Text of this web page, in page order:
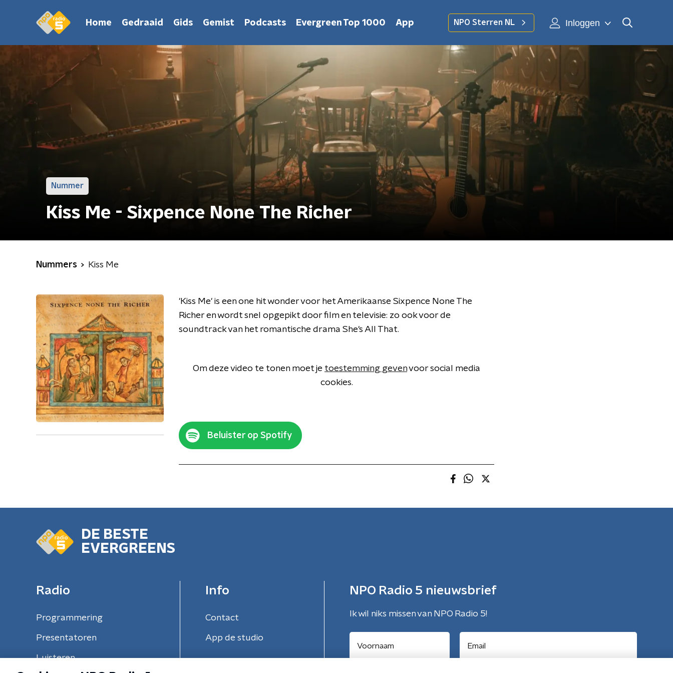
Home Gedraaid Gids Gemist Podcasts Evergreen Top 1000 App NPO Sterren NL Inloggen
Nummer
Kiss Me - Sixpence None The Richer
Nummers Kiss Me
'Kiss Me' is een one hit wonder voor het Amerikaanse Sixpence None The
Richer en wordt snel opgepikt door film en televisie: zo ook voor de
soundtrack van het romantische drama She's All That.
Om deze video te tonen moet je toestemming gevenvoor social media
cookies.
Beluister op Spotify
DE BESTE
EVERGREENS
Radio
Programmering
Presentatoren
Luisteren
Info
Contact
App de studio
NPO Radio 5 nieuwsbrief
Ik wil niks missen van NPO Radio 5!